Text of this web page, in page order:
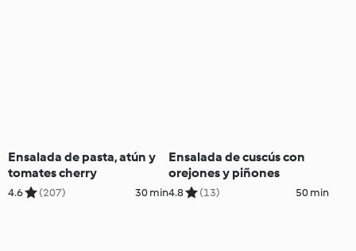
Ensalada de pasta, atún y
tomates cherry
4.6 (207) 30 min
Ensalada de cuscús con
orejones y piñones
4.8 (13) 50 min